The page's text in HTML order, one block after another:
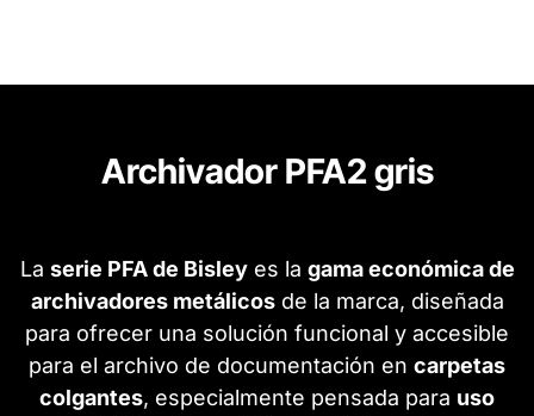
Archivador PFA2 gris
La serie PFA de Bisleyes la gama económica de
archivadores metálicosde la marca, diseñada
para ofrecer una solución funcional y accesible
para el archivo de documentación en carpetas
colgantes, especialmente pensada para uso